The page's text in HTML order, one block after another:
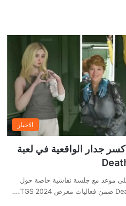
الاخبار
جدار الواقعية في لعبة
موعد مع جلسة نقاشية خاصة حول